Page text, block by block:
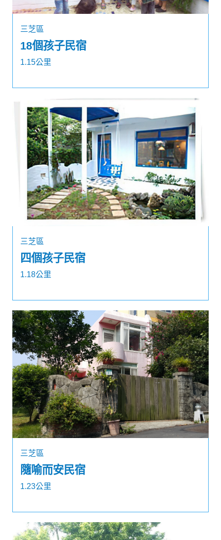
三芝區
18個孩子民宿
1.15公里
三芝區
四個孩子民宿
1.18公里
三芝區
隨喻而安民宿
1.23公里